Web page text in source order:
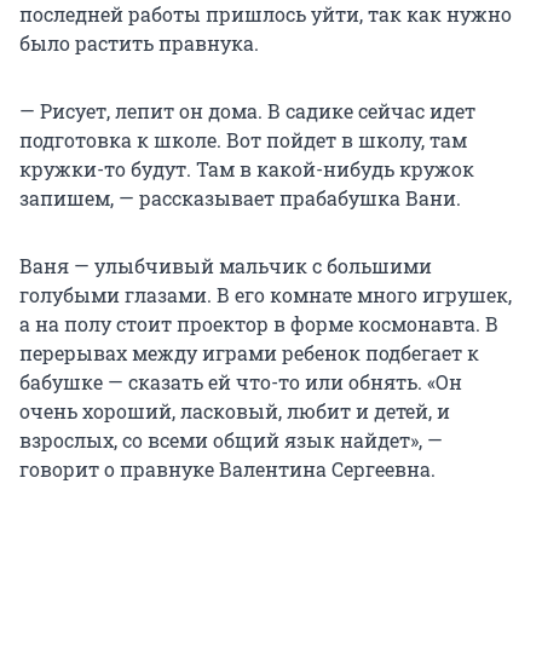
последней работы пришлось уйти, так как нужно
было растить правнука.
— Рисует, лепит он дома. В садике сейчас идет
подготовка к школе. Вот пойдет в школу, там
кружки-то будут. Там в какой-нибудь кружок
запишем, — рассказывает прабабушка Вани.
Ваня — улыбчивый мальчик с большими
голубыми глазами. В его комнате много игрушек,
а на полу стоит проектор в форме космонавта. В
перерывах между играми ребенок подбегает к
бабушке — сказать ей что-то или обнять. «Он
очень хороший, ласковый, любит и детей, и
взрослых, со всеми общий язык найдет», —
говорит о правнуке Валентина Сергеевна.